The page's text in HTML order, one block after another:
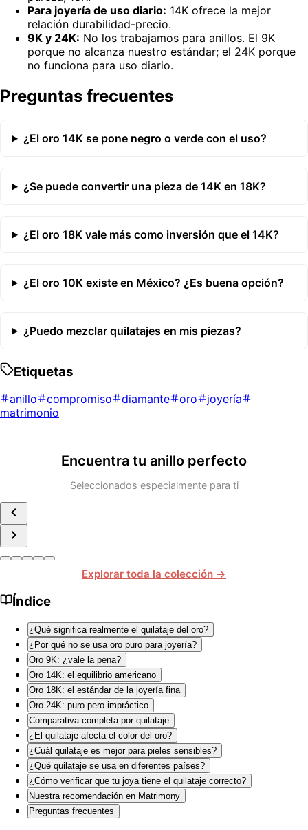
Para joyería de uso diario: 14K ofrece la mejor
relación durabilidad-precio.
9K y 24K: No los trabajamos para anillos. El 9K
porque no alcanza nuestro estándar; el 24K porque
no funciona para uso diario.
Preguntas frecuentes
¿El oro 14K se pone negro o verde con el uso?
¿Se puede convertir una pieza de 14K en 18K?
¿El oro 18K vale más como inversión que el 14K?
¿El oro 10K existe en México? ¿Es buena opción?
¿Puedo mezclar quilatajes en mis piezas?
Etiquetas
anillo compromiso diamante oro
joyería
matrimonio
Encuentra tu anillo perfecto
Seleccionados especialmente para ti
Explorar toda la colección →
Índice
¿Qué significa realmente el quilataje del oro?
¿Por qué no se usa oro puro para joyería?
Oro 9K: ¿vale la pena?
Oro 14K: el equilibrio americano
Oro 18K: el estándar de la joyería fina
Oro 24K: puro pero impráctico
Comparativa completa por quilataje
¿El quilataje afecta el color del oro?
¿Cuál quilataje es mejor para pieles sensibles?
¿Qué quilataje se usa en diferentes países?
¿Cómo verificar que tu joya tiene el quilataje correcto?
Nuestra recomendación en Matrimony
Preguntas frecuentes